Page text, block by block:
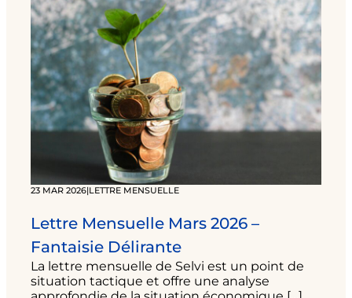
23 MAR 2026|LETTRE MENSUELLE
Lettre Mensuelle Mars 2026 –
Fantaisie Délirante
La lettre mensuelle de Selvi est un point de
situation tactique et offre une analyse